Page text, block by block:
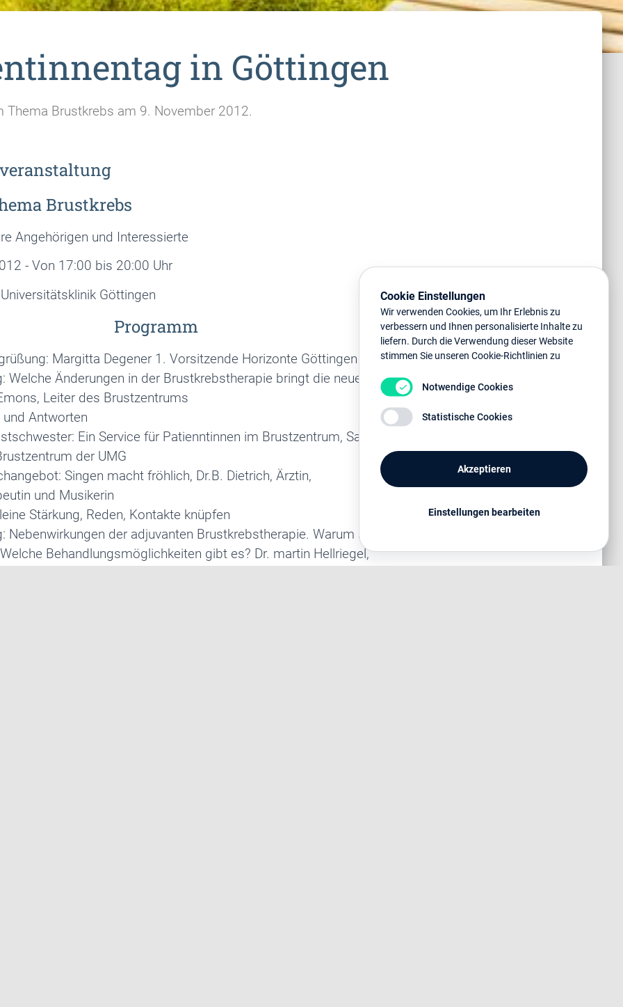
in Göttingen
Thema Brustkrebs am 9. November 2012.
Brustkrebs
Angehörigen und Interessierte
- Von 17:00 bis 20:00 Uhr
Göttingen
Programm
Margitta Degener 1. Vorsitzende Horizonte Göttingen
Welche Änderungen in der Brustkrebstherapie bringt die neue Leitlinie?
Leiter des Brustzentrums
Antworten
Ein Service für Patienntinnen im Brustzentrum, Sabine
der UMG
Singen macht fröhlich, Dr.B. Dietrich, Ärztin,
und Musikerin
Stärkung, Reden, Kontakte knüpfen
Nebenwirkungen der adjuvanten Brustkrebstherapie. Warum sollte ich
Behandlungsmöglichkeiten gibt es? Dr. martin Hellriegel,
Cookie Einstellungen
Wir verwenden Cookies, um Ihr Erlebnis zu
verbessern und Ihnen personalisierte Inhalte zu
liefern. Durch die Verwendung dieser Website
stimmen Sie unseren Cookie-Richtlinien zu
Notwendige Cookies
Statistische Cookies
Akzeptieren
Einstellungen bearbeiten